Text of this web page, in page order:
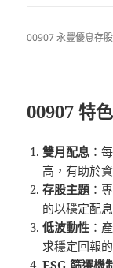
00907 永豐優息存
00907 特色
雙月配息 ：
高，有助於
存股主題 ：
的以穩定配
低波動性 ：
求穩定回報
ESG 篩選機